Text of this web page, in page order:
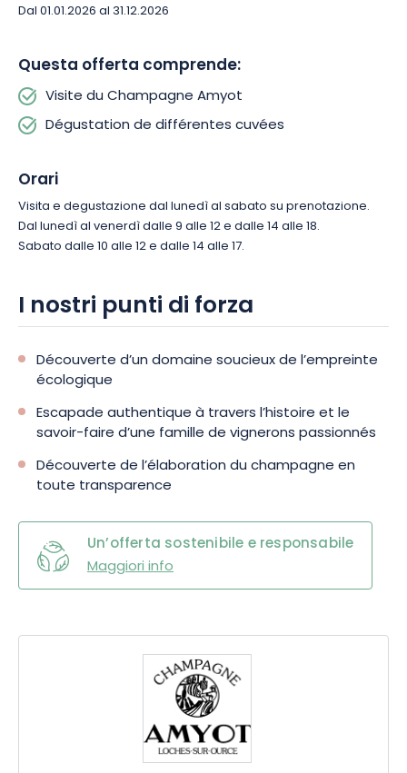
una degustazione di champagne.
Dal 01.01.2026 al 31.12.2026
Questa offerta comprende:
Visite du Champagne Amyot
Dégustation de différentes cuvées
Orari
Visita e degustazione dal lunedì al sabato su prenotazione.
Dal lunedì al venerdì dalle 9 alle 12 e dalle 14 alle 18.
Sabato dalle 10 alle 12 e dalle 14 alle 17.
I nostri punti di forza
Découverte d’un domaine soucieux de l’empreinte
écologique
Escapade authentique à travers l’histoire et le
savoir-faire d’une famille de vignerons passionnés
Découverte de l’élaboration du champagne en
toute transparence
Un’offerta sostenibile e responsabile
Maggiori info